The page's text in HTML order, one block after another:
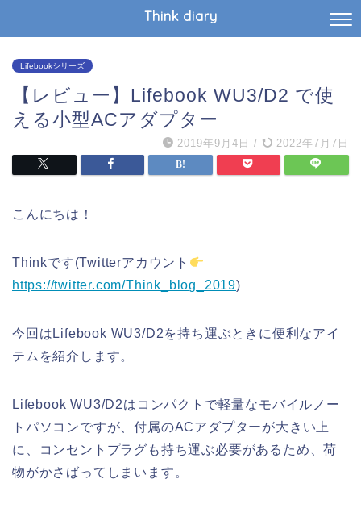
Think diary
Lifebookシリーズ
【レビュー】Lifebook WU3/D2 で使
える小型ACアダプター
2019年9月4日 / 2022年7月7日
こんにちは！
Thinkです(Twitterアカウント
https://twitter.com/Think_blog_2019)
今回はLifebook WU3/D2を持ち運ぶときに便利なアイ
テムを紹介します。
Lifebook WU3/D2はコンパクトで軽量なモバイルノー
トパソコンですが、付属のACアダプターが大きい上
に、コンセントプラグも持ち運ぶ必要があるため、荷
物がかさばってしまいます。